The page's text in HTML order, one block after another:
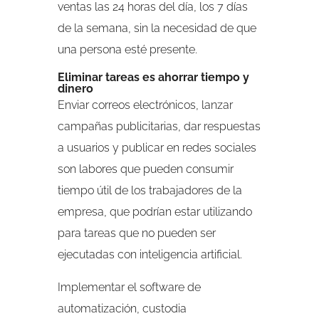
ventas las 24 horas del día, los 7 días
de la semana, sin la necesidad de que
una persona esté presente.
Eliminar tareas es ahorrar tiempo y
dinero
Enviar correos electrónicos, lanzar
campañas publicitarias, dar respuestas
a usuarios y publicar en redes sociales
son labores que pueden consumir
tiempo útil de los trabajadores de la
empresa, que podrían estar utilizando
para tareas que no pueden ser
ejecutadas con inteligencia artificial.
Implementar el software de
automatización, custodia